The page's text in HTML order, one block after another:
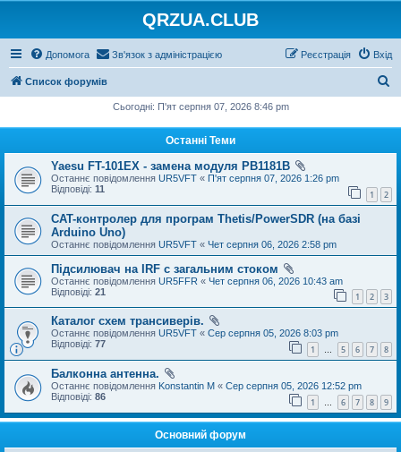
QRZUA.CLUB
Допомога Зв'язок з адміністрацією Вхід
Реєстрація
Список форумів
Сьогодні: П'ят серпня 07, 2026 8:46 pm
Останні Теми
Yaesu FT-101EX - замена модуля PB1181B
Останнє повідомлення UR5VFT « П'ят серпня 07, 2026 1:26 pm
Відповіді: 11 1 2
CAT-контролер для програм Thetis/PowerSDR (на базі
Arduino Uno)
Останнє повідомлення UR5VFT « Чет серпня 06, 2026 2:58 pm
Підсилювач на IRF с загальним стоком
Останнє повідомлення UR5FFR « Чет серпня 06, 2026 10:43 am
Відповіді: 21 1 2 3
Каталог схем трансиверів.
Останнє повідомлення UR5VFT « Сер серпня 05, 2026 8:03 pm
Відповіді: 77 1 … 5 6 7 8
Балконна антенна.
Останнє повідомлення Konstantin M « Сер серпня 05, 2026 12:52 pm
Відповіді: 86 1 … 6 7 8 9
Основний форум